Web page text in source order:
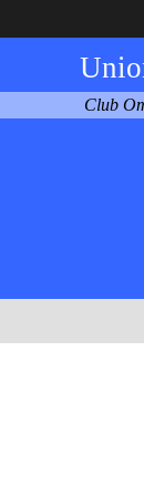
Club